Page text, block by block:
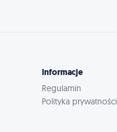
Informacje
Regulamin
Polityka prywatności